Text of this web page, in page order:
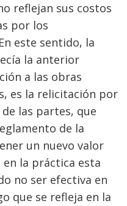
reflejan sus costos
por los
este sentido, la
la anterior
a las obras
es la relicitación por
las partes, que
de la
un nuevo valor
la práctica esta
no ser efectiva en
que se refleja en la